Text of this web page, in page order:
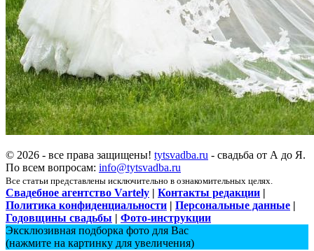
© 2026 - все права защищены! tytsvadba.ru - свадьба от А до Я.
По всем вопросам: info@tytsvadba.ru
Все статьи представлены исключительно в ознакомительных целях.
Свадебное агентство Vartely | Контакты редакции |
Политика конфиденциальности | Персональные данные |
Годовщины свадьбы | Фото-инструкции
Эксклюзивная подборка фото для Вас
(нажмите на картинку для увеличения)